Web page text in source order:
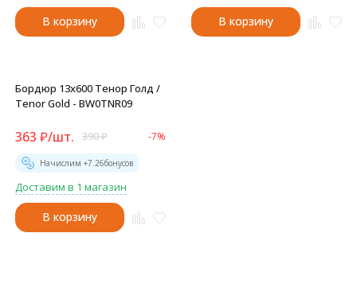
В корзину В корзину
Бордюр 13x600 Тенор Голд /
Tenor Gold - BW0TNR09
363 ₽/шт. 390₽ -7%
Начислим +7.26бонусов
Доставим в 1 магазин
В корзину